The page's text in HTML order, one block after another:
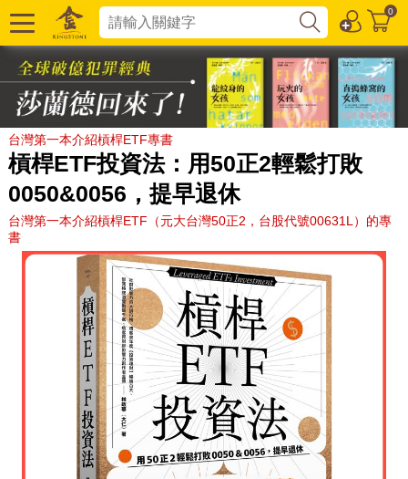
0
台灣第一本介紹槓桿ETF專書
槓桿ETF投資法：用50正2輕鬆打敗
0050&0056，提早退休
台灣第一本介紹槓桿ETF（元大台灣50正2，台股代號00631L）的專
書